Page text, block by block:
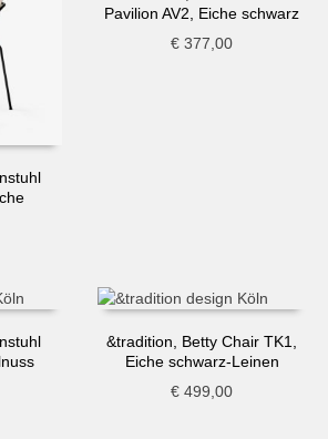
Pavilion AV2, Eiche schwarz
€ 377,00
&tradition, Betty Chair TK1,
Eiche schwarz-Leinen
€ 499,00